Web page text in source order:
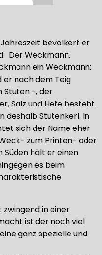
bevölkert er
Der Weckmann.
ein Weckmann:
er nach dem Teig
Stuten -, der
Salz und Hefe besteht.
deshalb Stutenkerl. In
sich der Name eher
zum Printen- oder
Süden hält er einen
es beim
zwingend in einer
ist der noch viel
ganz spezielle und